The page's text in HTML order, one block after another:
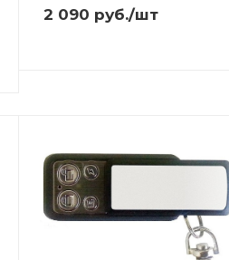
2 090 руб./шт